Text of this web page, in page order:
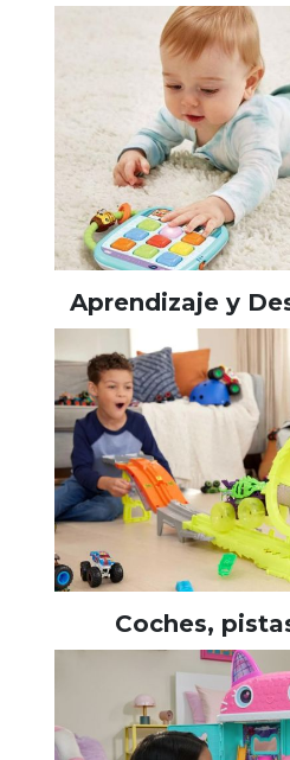
Aprendizaje y
Coches,